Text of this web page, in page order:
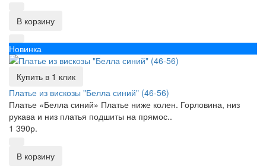
В корзину
Новинка
Купить в 1 клик
Платье из вискозы "Белла синий" (46-56)
Платье «Белла синий» Платье ниже колен. Горловина, низ
рукава и низ платья подшиты на прямос..
1 390р.
В корзину